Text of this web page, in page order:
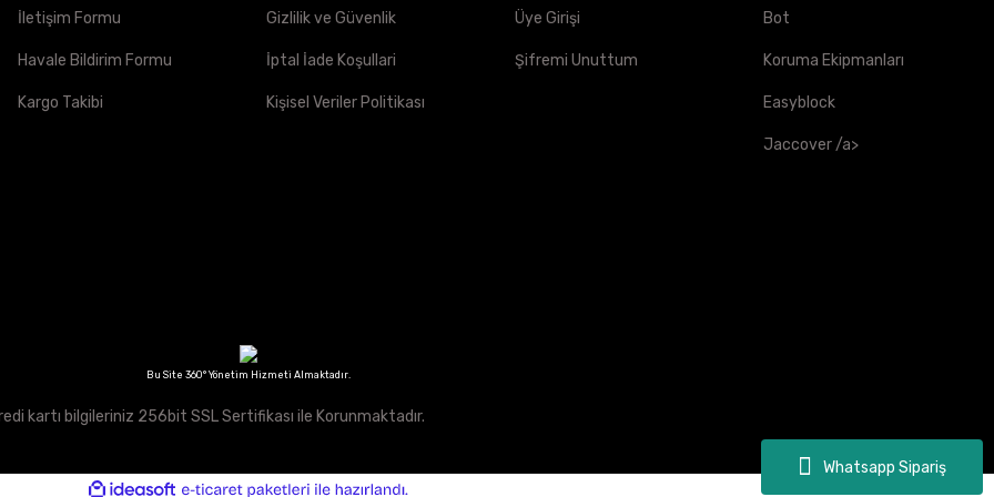
Whatsapp Sipariş
İletişim Formu
Havale Bildirim Formu
Kargo Takibi
Gizlilik ve Güvenlik
İptal İade Koşullari
Kişisel Veriler Politikası
Üye Girişi
Şifremi Unuttum
Bot
Koruma Ekipmanları
Easyblock
Jaccover /a>
Bu Site 360° Yönetim Hizmeti Almaktadır.
kartı bilgileriniz 256bit SSL Sertifikası ile Korunmaktadır.
ideasoft e-